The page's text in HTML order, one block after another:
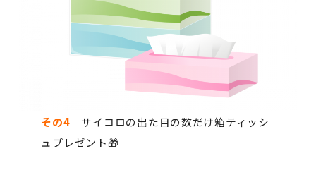
その4 サイコロの出た目の数だけ箱ティッシ
ュプレゼント🎁